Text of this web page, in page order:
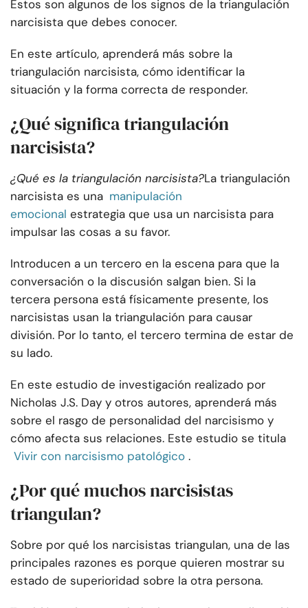
Estos son algunos de los signos de la triangulación
narcisista que debes conocer.
En este artículo, aprenderá más sobre la
triangulación narcisista, cómo identificar la
situación y la forma correcta de responder.
¿Qué significa triangulación
narcisista?
¿Qué es la triangulación narcisista?La triangulación
narcisista es una manipulación
emocional estrategia que usa un narcisista para
impulsar las cosas a su favor.
Introducen a un tercero en la escena para que la
conversación o la discusión salgan bien. Si la
tercera persona está físicamente presente, los
narcisistas usan la triangulación para causar
división. Por lo tanto, el tercero termina de estar de
su lado.
En este estudio de investigación realizado por
Nicholas J.S. Day y otros autores, aprenderá más
sobre el rasgo de personalidad del narcisismo y
cómo afecta sus relaciones. Este estudio se titula
Vivir con narcisismo patológico .
¿Por qué muchos narcisistas
triangulan?
Sobre por qué los narcisistas triangulan, una de las
principales razones es porque quieren mostrar su
estado de superioridad sobre la otra persona.